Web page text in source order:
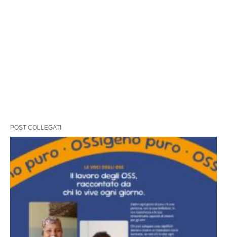
POST COLLEGATI